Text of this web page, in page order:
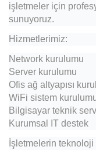
işletmeler için
sunuyoruz.
Hizmetlerimiz:
Network kurulumu
Server kurulumu
Ofis ağ altyapısı
WiFi sistem
Bilgisayar teknik
Kurumsal IT destek
İşletmelerin teknoloji